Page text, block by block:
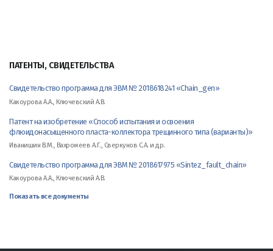
ПАТЕНТЫ, СВИДЕТЕЛЬСТВА
Свидетельство программа для ЭВМ № 2018618241 «Chain_gen»
Какоурова А.А., Ключевский А.В.
Патент на изобретение «Способ испытания и освоения
флюидонасыщенного пласта-коллектора трещинного типа (варианты)»
Иванишин В.М., Вахромеев А.Г., Сверкунов С.А. и др.
Свидетельство программа для ЭВМ № 2018617975 «Sintez_fault_chain»
Какоурова А.А., Ключевский А.В.
Показать все документы